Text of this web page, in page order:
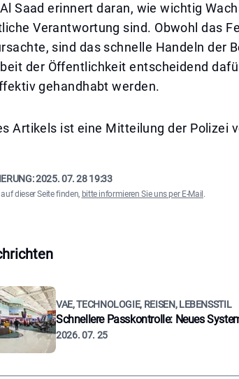
Saad erinnert daran, wie wichtig
Verantwortung sind. Obwohl das
sind das schnelle Handeln der
der Öffentlichkeit entscheidend
gehandhabt werden.
Artikels ist eine Mitteilung der Polizei
2025. 07. 28 19:33
dieser Seite finden, bitte informieren Sie uns per E-Mail .
VAE, TECHNOLOGIE, REISEN, LEBENSSTIL
Schnellere Passkontrolle: Neues
2026. 07. 25